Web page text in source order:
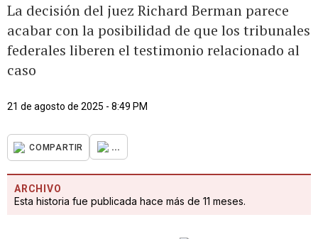
La decisión del juez Richard Berman parece
acabar con la posibilidad de que los tribunales
federales liberen el testimonio relacionado al
caso
21 de agosto de 2025 - 8:49 PM
COMPARTIR ...
ARCHIVO
Esta historia fue publicada hace más de 11 meses.